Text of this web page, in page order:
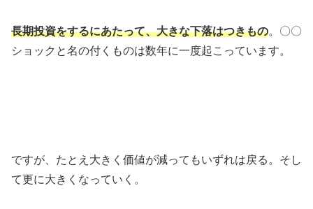
長期投資をするにあたって、大きな下落はつきもの。〇〇
ショックと名の付くものは数年に一度起こっています。
ですが、たとえ大きく価値が減ってもいずれは戻る。そし
て更に大きくなっていく。